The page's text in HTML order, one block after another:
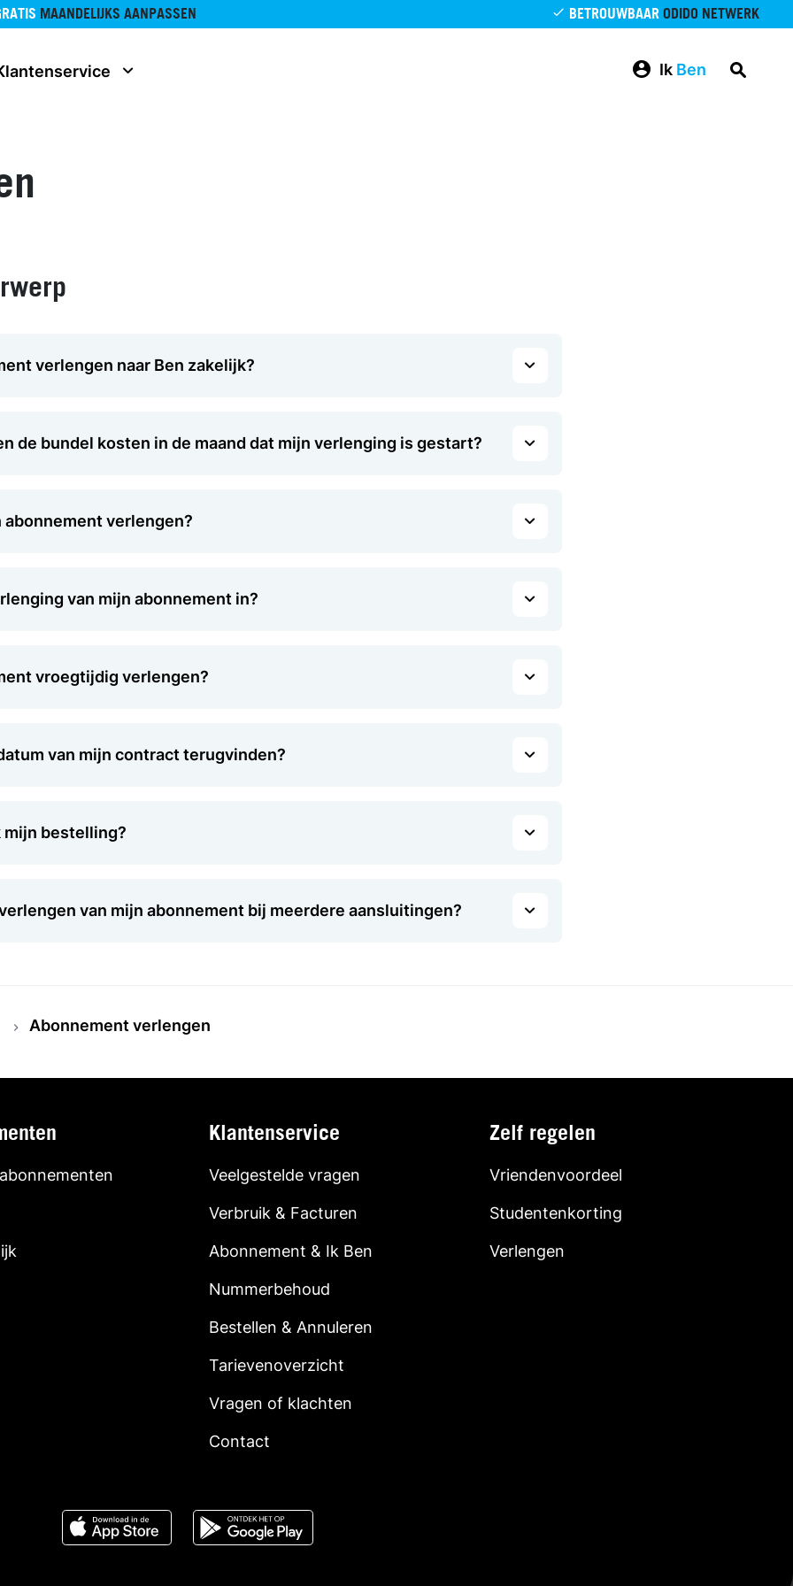
MAANDELIJKS AANPASSEN BETROUWBAAR ODIDO NETWERK
Ik Ben
verlengen naar Ben zakelijk?
de bundel kosten in de maand dat mijn verlenging is gestart?
abonnement verlengen?
van mijn abonnement in?
vroegtijdig verlengen?
van mijn contract terugvinden?
mijn bestelling?
van mijn abonnement bij meerdere aansluitingen?
Abonnement verlengen
Klantenservice
Veelgestelde vragen
Verbruik & Facturen
Abonnement & Ik Ben
Nummerbehoud
Bestellen & Annuleren
Tarievenoverzicht
Vragen of klachten
Contact
Zelf regelen
Vriendenvoordeel
Studentenkorting
Verlengen